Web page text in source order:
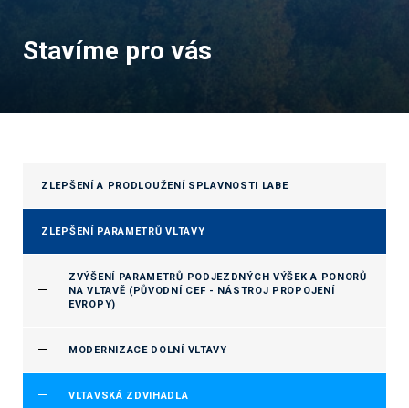
Stavíme pro vás
ZLEPŠENÍ A PRODLOUŽENÍ SPLAVNOSTI LABE
ZLEPŠENÍ PARAMETRŮ VLTAVY
ZVÝŠENÍ PARAMETRŮ PODJEZDNÝCH VÝŠEK A PONORŮ
NA VLTAVĚ (PŮVODNÍ CEF - NÁSTROJ PROPOJENÍ
EVROPY)
MODERNIZACE DOLNÍ VLTAVY
VLTAVSKÁ ZDVIHADLA